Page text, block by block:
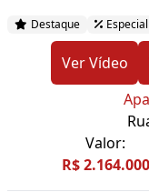
Destaque Especial
Ver Vídeo
Valor:
R$ 2.164.000